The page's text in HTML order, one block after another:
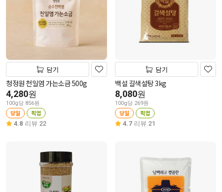
담기
청정원 천일염 가는소금 500g
4,280원
100g당 856원
당일 픽업
4.8 리뷰 22
담기
백설 갈색설탕 3kg
8,080원
100g당 269원
당일 픽업
4.7 리뷰 21